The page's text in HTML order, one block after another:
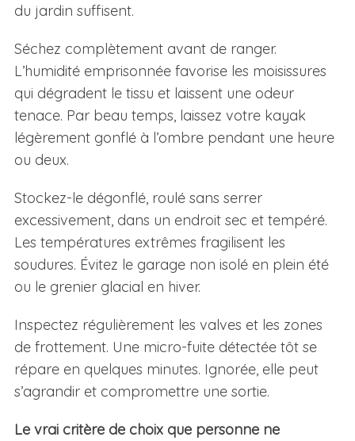
du jardin suffisent.
Séchez complètement avant de ranger.
L’humidité emprisonnée favorise les moisissures
qui dégradent le tissu et laissent une odeur
tenace. Par beau temps, laissez votre kayak
légèrement gonflé à l’ombre pendant une heure
ou deux.
Stockez-le dégonflé, roulé sans serrer
excessivement, dans un endroit sec et tempéré.
Les températures extrêmes fragilisent les
soudures. Évitez le garage non isolé en plein été
ou le grenier glacial en hiver.
Inspectez régulièrement les valves et les zones
de frottement. Une micro-fuite détectée tôt se
répare en quelques minutes. Ignorée, elle peut
s’agrandir et compromettre une sortie.
Le vrai critère de choix que personne ne